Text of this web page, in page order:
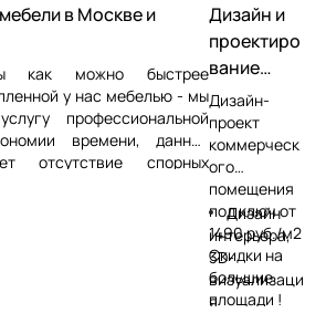
в Москве и
как можно быстрее
у нас мебелью - мы
профессиональной
времени, данная
отсутствие спорных
Дизайн и
проектиро
вание
магазинов
и офисов
Дизайн-
проект
коммерческ
ого
помещения
под ключ от
1490 руб./м2
Скидки на
большие
площади !
Дизайн
интерьера,
3D-
визуализаци
я